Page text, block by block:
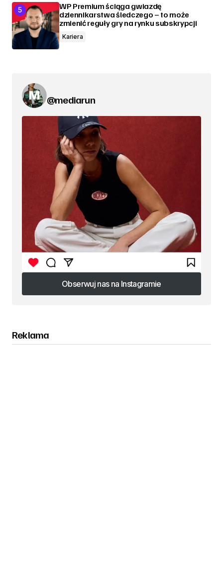
WP Premium ściąga gwiazdę
dziennikarstwa śledczego – to może
zmienić reguły gry na rynku subskrypcji
Kariera
@mediarun
Obserwuj nas na Instagramie
Obserwuj nas na Instagramie
Reklama